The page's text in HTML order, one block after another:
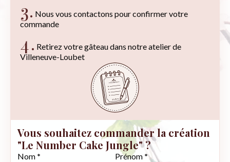
3. Nous vous contactons pour confirmer votre
commande
4. Retirez votre gâteau dans notre atelier de
Villeneuve-Loubet
Vous souhaitez commander la création
"Le Number Cake Jungle" ?
Section
Nom * Prénom *